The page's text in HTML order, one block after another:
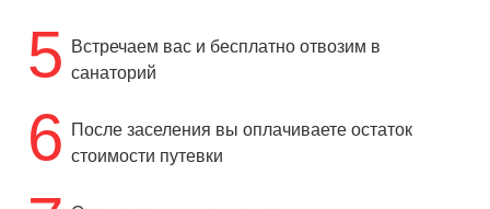
5
Встречаем вас и бесплатно отвозим в
санаторий
6
После заселения вы оплачиваете остаток
стоимости путевки